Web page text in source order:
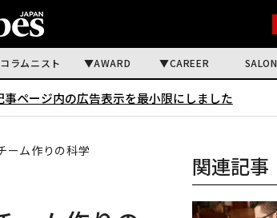
コラムニスト AWARD CAREER SALON
事ページ内の広告表示を最小限にしました
ーム作りの科学
関連記事